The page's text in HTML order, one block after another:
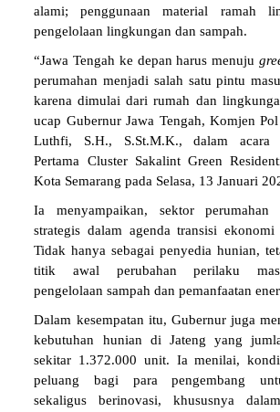
alami; penggunaan material ramah
pengelolaan lingkungan dan sampah.
“Jawa Tengah ke depan harus menuju
perumahan menjadi salah satu pintu
karena dimulai dari rumah dan
ucap Gubernur Jawa Tengah, Komjen
Luthfi, S.H., S.St.M.K., dalam acara
Pertama Cluster Sakalint Green
Kota Semarang pada Selasa, 13 Januari
Ia menyampaikan, sektor
strategis dalam agenda transisi
Tidak hanya sebagai penyedia hunian,
titik awal perubahan perilaku
pengelolaan sampah dan pemanfaatan
Dalam kesempatan itu, Gubernur juga
kebutuhan hunian di Jateng yang
sekitar 1.372.000 unit. Ia menilai,
peluang bagi para pengembang
sekaligus berinovasi, khususnya